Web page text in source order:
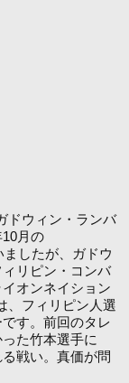
ドウィン・ランバ
月の
したが、ガドウ
リピン・コンバ
オンネイション
、フィリピン人選
す。前回のタレ
た竹本選手に
戦い。真価が問